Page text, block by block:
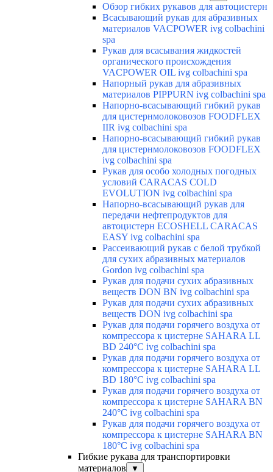
Обзор гибких рукавов для автоцистерн
Всасывающий рукав для абразивных
материалов VACPOWER ivg colbachini
spa
Рукав для всасывания жидкостей
органического происхождения
VACPOWER OIL ivg colbachini spa
Напорный рукав для абразивных
материалов PIPPURN ivg colbachini spa
Напорно-всасывающий гибкий рукав
для цистернмолоковозов FOODFLEX
IIR ivg colbachini spa
Напорно-всасывающий гибкий рукав
для цистернмолоковозов FOODFLEX
ivg colbachini spa
Рукав для особо холодных погодных
условий CARACAS COLD
EVOLUTION ivg colbachini spa
Напорно-всасывающий рукав для
передачи нефтепродуктов для
автоцистерн ECOSHELL CARACAS
EASY ivg colbachini spa
Рассеивающий рукав с белой трубкой
для сухих абразивных материалов
Gordon ivg colbachini spa
Рукав для подачи сухих абразивных
веществ DON BN ivg colbachini spa
Рукав для подачи сухих абразивных
веществ DON ivg colbachini spa
Рукав для подачи горячего воздуха от
компрессора к цистерне SAHARA LL
BD 240°C ivg colbachini spa
Рукав для подачи горячего воздуха от
компрессора к цистерне SAHARA LL
BD 180°C ivg colbachini spa
Рукав для подачи горячего воздуха от
компрессора к цистерне SAHARA BN
240°C ivg colbachini spa
Рукав для подачи горячего воздуха от
компрессора к цистерне SAHARA BN
180°C ivg colbachini spa
Гибкие рукава для транспортировки
материалов
▼